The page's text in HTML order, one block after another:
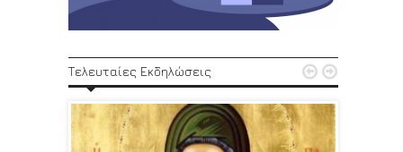
Τελευταίες Εκδηλώσεις  